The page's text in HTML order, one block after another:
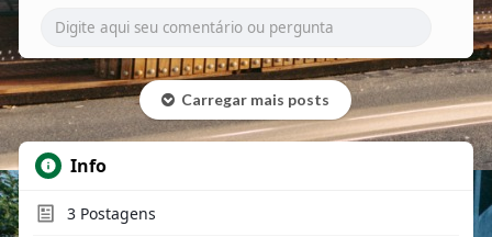
Carregar mais posts
Info
3Postagens